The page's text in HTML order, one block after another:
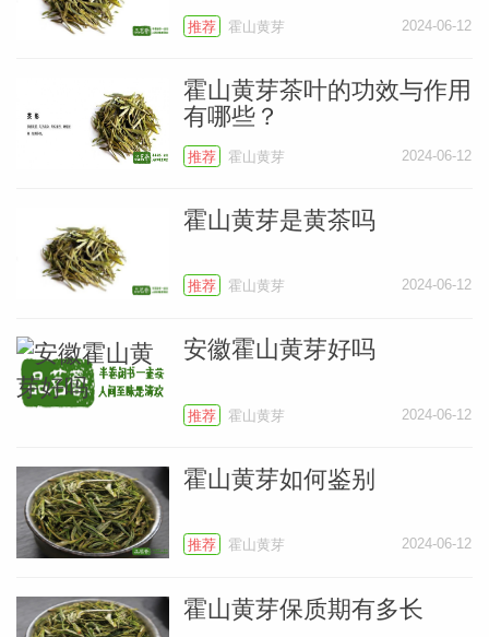
推荐 霍山黄芽 2024-06-12
霍山黄芽茶叶的功效与作用
有哪些？
推荐 霍山黄芽 2024-06-12
霍山黄芽是黄茶吗
推荐 霍山黄芽 2024-06-12
安徽霍山黄芽好吗
推荐 霍山黄芽 2024-06-12
霍山黄芽如何鉴别
推荐 霍山黄芽 2024-06-12
霍山黄芽保质期有多长